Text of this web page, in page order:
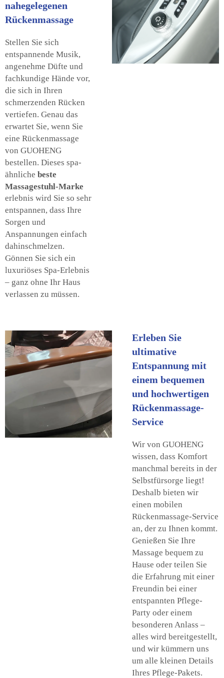
nahegelegenen
Rückenmassage
Stellen Sie sich
entspannende Musik,
angenehme Düfte und
fachkundige Hände vor,
die sich in Ihren
schmerzenden Rücken
vertiefen. Genau das
erwartet Sie, wenn Sie
eine Rückenmassage
von GUOHENG
bestellen. Dieses spa-
ähnliche beste
Massagestuhl-Marke
erlebnis wird Sie so sehr
entspannen, dass Ihre
Sorgen und
Anspannungen einfach
dahinschmelzen.
Gönnen Sie sich ein
luxuriöses Spa-Erlebnis
– ganz ohne Ihr Haus
verlassen zu müssen.
Erleben Sie
ultimative
Entspannung mit
einem bequemen
und hochwertigen
Rückenmassage-
Service
Wir von GUOHENG
wissen, dass Komfort
manchmal bereits in der
Selbstfürsorge liegt!
Deshalb bieten wir
einen mobilen
Rückenmassage-Service
an, der zu Ihnen kommt.
Genießen Sie Ihre
Massage bequem zu
Hause oder teilen Sie
die Erfahrung mit einer
Freundin bei einer
entspannten Pflege-
Party oder einem
besonderen Anlass –
alles wird bereitgestellt,
und wir kümmern uns
um alle kleinen Details
Ihres Pflege-Pakets.